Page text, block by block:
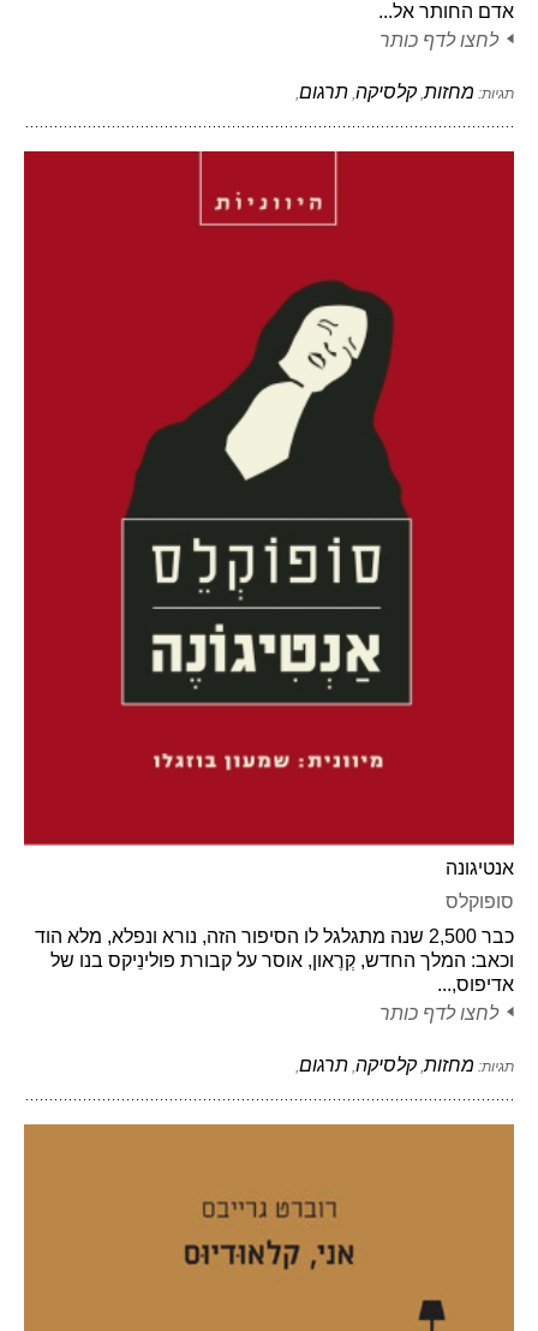
אדם החותר אל...
לחצו לדף כותר
תגיות: מחזות,קלסיקה, תרגום,
אנטיגונה
סופוקלס
כבר 2,500 שנה מתגלגל לו הסיפור הזה, נורא ונפלא, מלא הוד
וכאב: המלך החדש, קְרֶאון, אוסר על קבורת פולינֵיקס בנו של
אדיפוס,...
לחצו לדף כותר
תגיות: מחזות,קלסיקה, תרגום,